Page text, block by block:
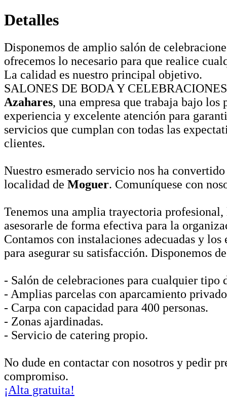
Detalles
Disponemos de amplio salón de
ofrecemos lo necesario para que realice
La calidad es nuestro principal objetivo.
SALONES DE BODA Y CELEBRACIONES
Azahares, una empresa que trabaja bajo
experiencia y excelente atención para
servicios que cumplan con todas las
clientes.
Nuestro esmerado servicio nos ha
localidad de Moguer. Comuníquese con
Tenemos una amplia trayectoria
asesorarle de forma efectiva para la
Contamos con instalaciones adecuadas y los
para asegurar su satisfacción. Disponemos
- Salón de celebraciones para cualquier tipo
- Amplias parcelas con aparcamiento
- Carpa con capacidad para 400 personas.
- Zonas ajardinadas.
- Servicio de catering propio.
No dude en contactar con nosotros y pedir
compromiso.
¡Alta gratuita!